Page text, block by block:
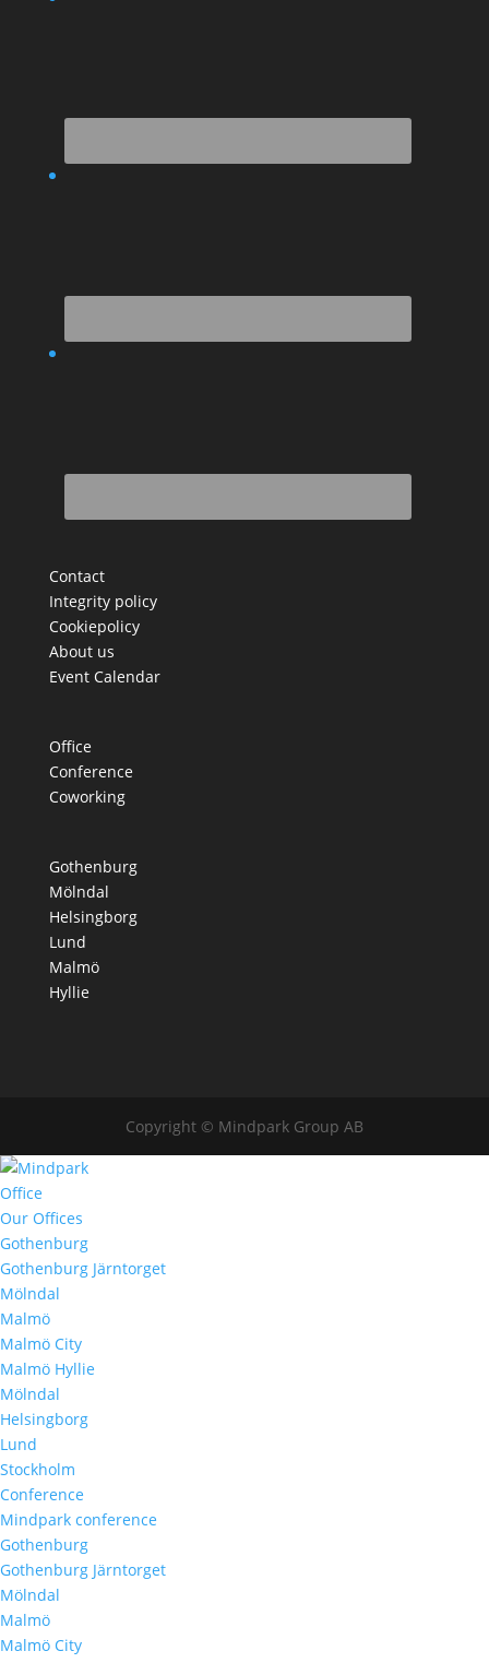
Contact
Integrity policy
Cookiepolicy
About us
Event Calendar
Office
Conference
Coworking
Gothenburg
Mölndal
Helsingborg
Lund
Malmö
Hyllie
Copyright © Mindpark Group AB
Office
Our Offices
Gothenburg
Gothenburg Järntorget
Mölndal
Malmö
Malmö City
Malmö Hyllie
Mölndal
Helsingborg
Lund
Stockholm
Conference
Mindpark conference
Gothenburg
Gothenburg Järntorget
Mölndal
Malmö
Malmö City